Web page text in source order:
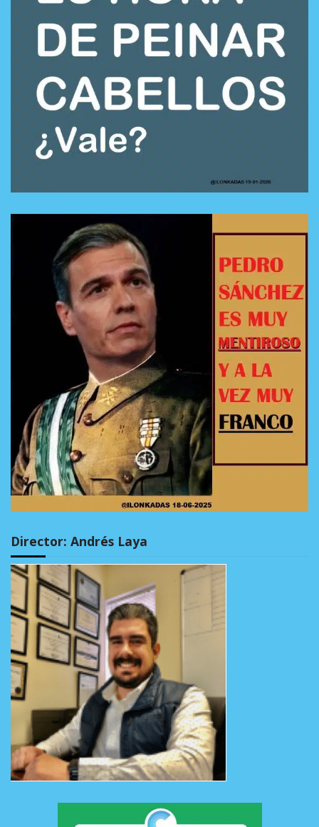
Director: Andrés Laya